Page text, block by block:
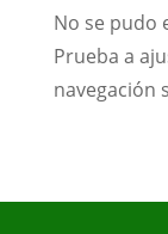
No se pudo
Prueba a
navegación